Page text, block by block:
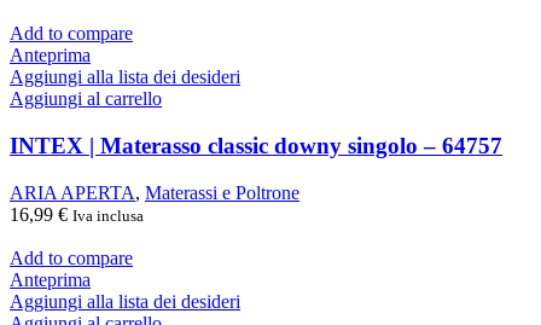
Add to compare
Anteprima
Aggiungi alla lista dei desideri
Aggiungi al carrello
INTEX | Materasso classic downy singolo – 64757
ARIA APERTA, Materassi e Poltrone
16,99 € Iva inclusa
Add to compare
Anteprima
Aggiungi alla lista dei desideri